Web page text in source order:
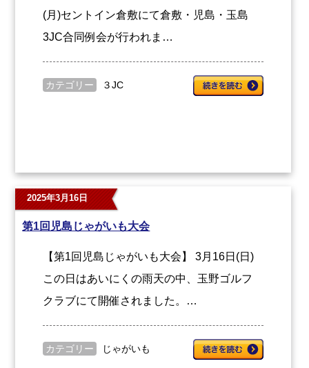
(月)セントイン倉敷にて倉敷・児島・玉島
3JC合同例会が行われま…
カテゴリー ３JC
2025年3月16日
第1回児島じゃがいも大会
【第1回児島じゃがいも大会】 3月16日(日)
この日はあいにくの雨天の中、玉野ゴルフ
クラブにて開催されました。…
カテゴリー じゃがいも